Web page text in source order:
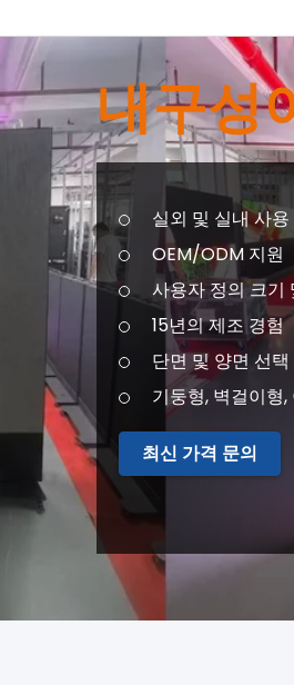
내구성
실외 및 실내 사용
OEM/ODM 지원
사용자 정의 크기
15년의 제조 경험
단면 및 양면 선택
기둥형, 벽걸이형
최신 가격 문의